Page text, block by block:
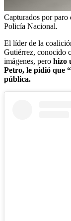
Capturados por
Policía Nacional.
El líder de la
Gutiérrez, conocido
imágenes, pero hizo
Petro, le pidió que
pública.